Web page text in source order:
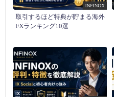
INFINOX
取引するほど特典が貯まる海外
FXランキング10選